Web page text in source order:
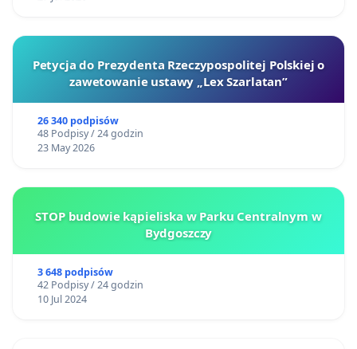
Petycja do Prezydenta Rzeczypospolitej Polskiej o
zawetowanie ustawy „Lex Szarlatan”
26 340 podpisów
48 Podpisy / 24 godzin
23 May 2026
STOP budowie kąpieliska w Parku Centralnym w
Bydgoszczy
3 648 podpisów
42 Podpisy / 24 godzin
10 Jul 2024